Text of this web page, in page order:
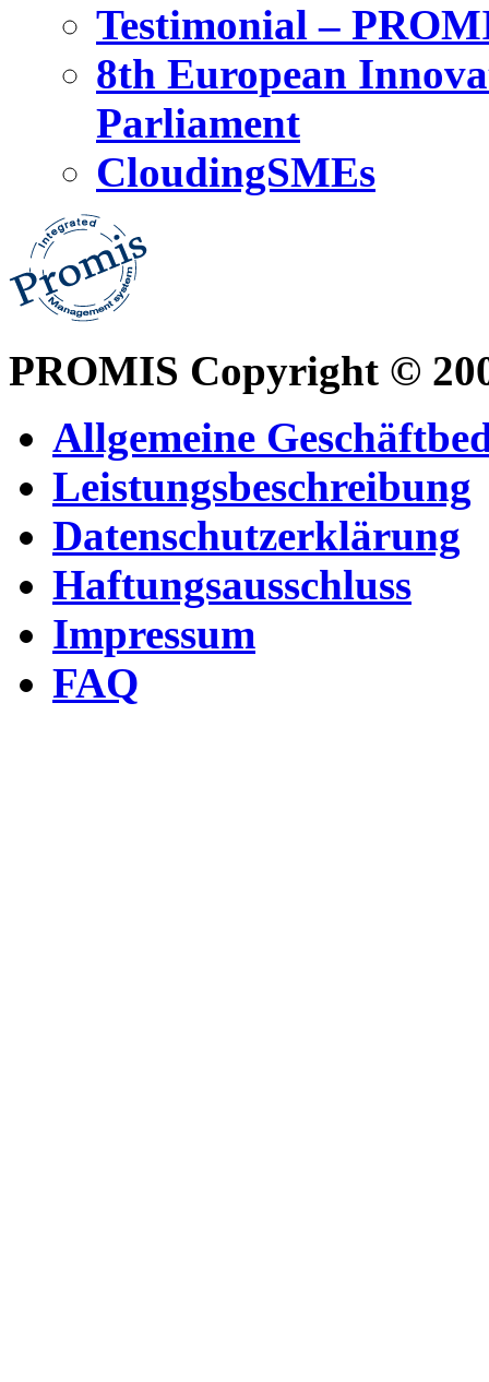
Testimonial –
8th European
Parliament
CloudingSMEs
PROMIS Copyright ©
Allgemeine
Leistungsbeschreibung
Datenschutzerklärung
Haftungsausschluss
Impressum
FAQ